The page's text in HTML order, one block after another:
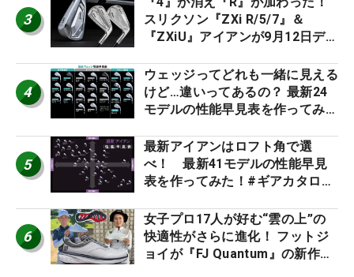
3
スリクソン『ZXi R/5/7』＆
『ZXiU』アイアンが9月12日デ
4
ウェッジってどれも一緒に見える
けど…違いってあるの？ 最新24
モデルの性能早見表を作ってみ
5
最新アイアンはロフト角で選
べ！ 最新41モデルの性能早見
表を作ってみた！#ギアカタログ
6
女子プロ17人が好む“雲の上”の
快適性がさらに進化！ フットジ
ョイが『FJ Quantum』の新作を